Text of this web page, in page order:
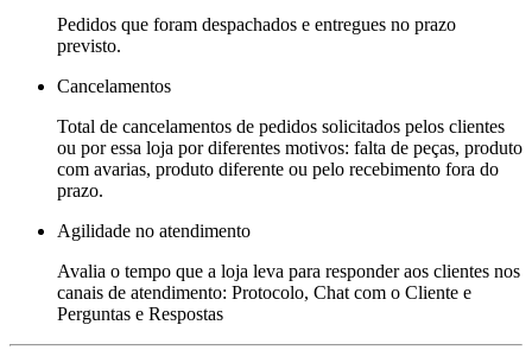
Pedidos que foram despachados e entregues no prazo
previsto.
Cancelamentos
Total de cancelamentos de pedidos solicitados pelos clientes
ou por essa loja por diferentes motivos: falta de peças, produto
com avarias, produto diferente ou pelo recebimento fora do
prazo.
Agilidade no atendimento
Avalia o tempo que a loja leva para responder aos clientes nos
canais de atendimento: Protocolo, Chat com o Cliente e
Perguntas e Respostas